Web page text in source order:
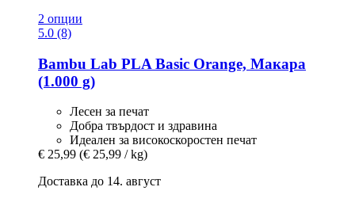
2 опции
5.0 (8)
Bambu Lab PLA Basic Orange, Макара
(1.000 g)
Лесен за печат
Добра твърдост и здравина
Идеален за високоскоростен печат
€ 25,99 (€ 25,99 / kg)
Доставка до 14. август